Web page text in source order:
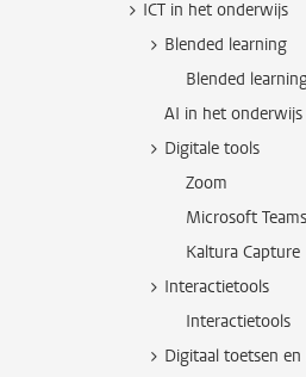
ICT in het onderwijs
Blended learning
Blended
AI in het onderwijs
Digitale tools
Zoom
Microsoft Teams
Kaltura Capture
Interactietools
Interactietools
Digitaal toetsen